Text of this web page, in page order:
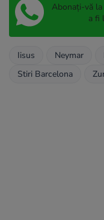
Abonați-vă
a fi
Iisus Neymar
Stiri Barcelona